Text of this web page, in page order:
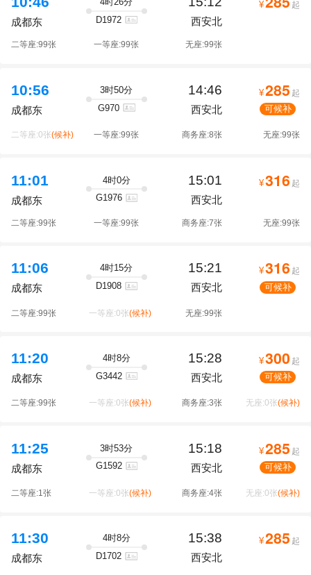
成都东
D1972
西安北
¥ 起
二等座:99张 一等座:99张 无座:99张
10:56
成都东
3时50分
G970
14:46
西安北
¥285 起
可候补
二等座:0张(候补) 一等座:99张 商务座:8张 无座:99张
11:01
成都东
4时0分
G1976
15:01
西安北
¥316 起
二等座:99张 一等座:99张 商务座:7张 无座:99张
11:06
成都东
4时15分
D1908
15:21
西安北
¥316 起
可候补
二等座:99张 一等座:0张(候补) 无座:99张
11:20
成都东
4时8分
G3442
15:28
西安北
¥300 起
可候补
二等座:99张 一等座:0张(候补) 商务座:3张 无座:0张(候补)
11:25
成都东
3时53分
G1592
15:18
西安北
¥285 起
可候补
二等座:1张 一等座:0张(候补) 商务座:4张 无座:0张(候补)
11:30
成都东
4时8分
D1702
15:38
西安北
¥285 起